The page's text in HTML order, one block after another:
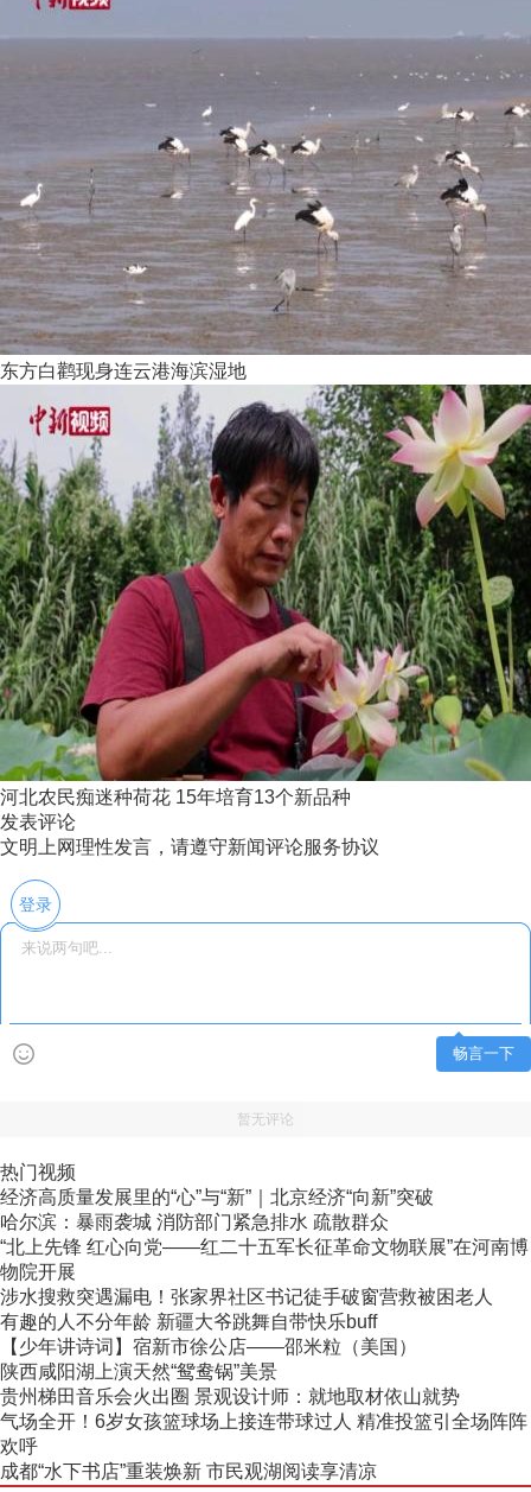
东方白鹳现身连云港海滨湿地
河北农民痴迷种荷花 15年培育13个新品种
发表评论
文明上网理性发言，请遵守新闻评论服务协议
登录
畅言一下
暂无评论
热门视频
经济高质量发展里的“心”与“新”｜北京经济“向新”突破
哈尔滨：暴雨袭城 消防部门紧急排水 疏散群众
“北上先锋 红心向党——红二十五军长征革命文物联展”在河南博
物院开展
涉水搜救突遇漏电！张家界社区书记徒手破窗营救被困老人
有趣的人不分年龄 新疆大爷跳舞自带快乐buff
【少年讲诗词】宿新市徐公店——邵米粒（美国）
陕西咸阳湖上演天然“鸳鸯锅”美景
贵州梯田音乐会火出圈 景观设计师：就地取材依山就势
气场全开！6岁女孩篮球场上接连带球过人 精准投篮引全场阵阵
欢呼
成都“水下书店”重装焕新 市民观湖阅读享清凉